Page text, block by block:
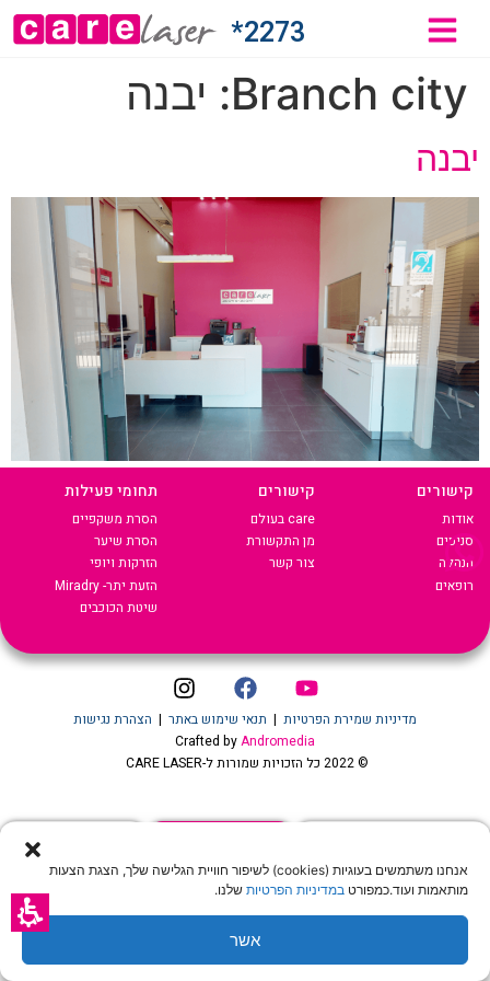
אנחנו משתמשים בעוגיות (cookies) לשיפור חוויית הגלישה שלך, הצגת הצעות
מותאמות ועוד.כמפורט במדיניות הפרטיות שלנו.
אשר
2273*
Branch city: יבנה
יבנה
קישורים
אודות
סניפים
הנהלה
רופאים
קישורים
care בעולם
מן התקשורת
צור קשר
תחומי פעילות
הסרת משקפיים
הסרת שיער
הזרקות ויופי
הזעת יתר- Miradry
שיטת הכוכבים
© 2022 כל הזכויות שמורות ל-CARE LASER
Crafted byAndromedia
מדיניות שמירת הפרטיות | תנאי שימוש באתר | הצהרת נגישות
לקביעת טיפול שיער